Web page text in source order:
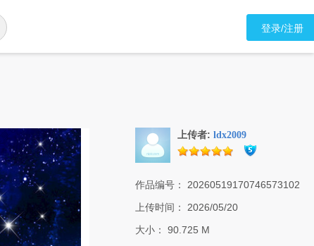
登录/注册
上传者: ldx2009
作品编号：
20260519170746573102
上传时间：
2026/05/20
大小：
90.725 M